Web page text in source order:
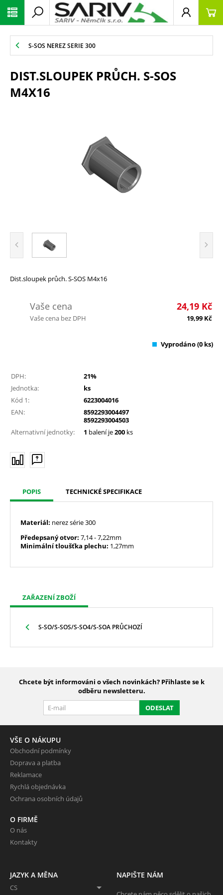
S-SOS NEREZ SERIE 300
DIST.SLOUPEK PRŮCH. S-SOS
M4X16
Dist.sloupek průch. S-SOS M4x16
Vaše cena 24,19 Kč
Vaše cena bez DPH 19,99 Kč
Vyprodáno(0 ks)
DPH:
21%
Jednotka:
ks
Kód 1:
6223004016
EAN:
8592293004497
8592293004503
Alternativní jednotky:
1 balení je200 ks
POPIS TECHNICKÉ SPECIFIKACE
Materiál: nerez série 300
Předepsaný otvor: 7,14- 7,22mm
Minimální tloušťka plechu: 1,27mm
ZAŘAZENÍ ZBOŽÍ
S-SO/S-SOS/S-SO4/S-SOA PRŮCHOZÍ
Chcete být informováni o všech novinkách? Přihlaste se k
odběru newsletteru.
ODESLAT
VŠE O NÁKUPU
Obchodní podmínky
Doprava a platba
Reklamace
Rychlá objednávka
Ochrana osobních údajů
O FIRMĚ
O nás
Kontakty
JAZYK A MĚNA
CS
NAPIŠTE NÁM